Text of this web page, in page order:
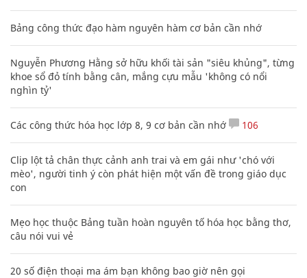
Bảng công thức đạo hàm nguyên hàm cơ bản cần nhớ
Nguyễn Phương Hằng sở hữu khối tài sản "siêu khủng", từng
khoe sổ đỏ tính bằng cân, mắng cựu mẫu 'không có nổi
nghìn tỷ'
Các công thức hóa học lớp 8, 9 cơ bản cần nhớ 106
Clip lột tả chân thực cảnh anh trai và em gái như 'chó với
mèo', người tinh ý còn phát hiện một vấn đề trong giáo dục
con
Mẹo học thuộc Bảng tuần hoàn nguyên tố hóa học bằng thơ,
câu nói vui vẻ
20 số điện thoại ma ám bạn không bao giờ nên gọi